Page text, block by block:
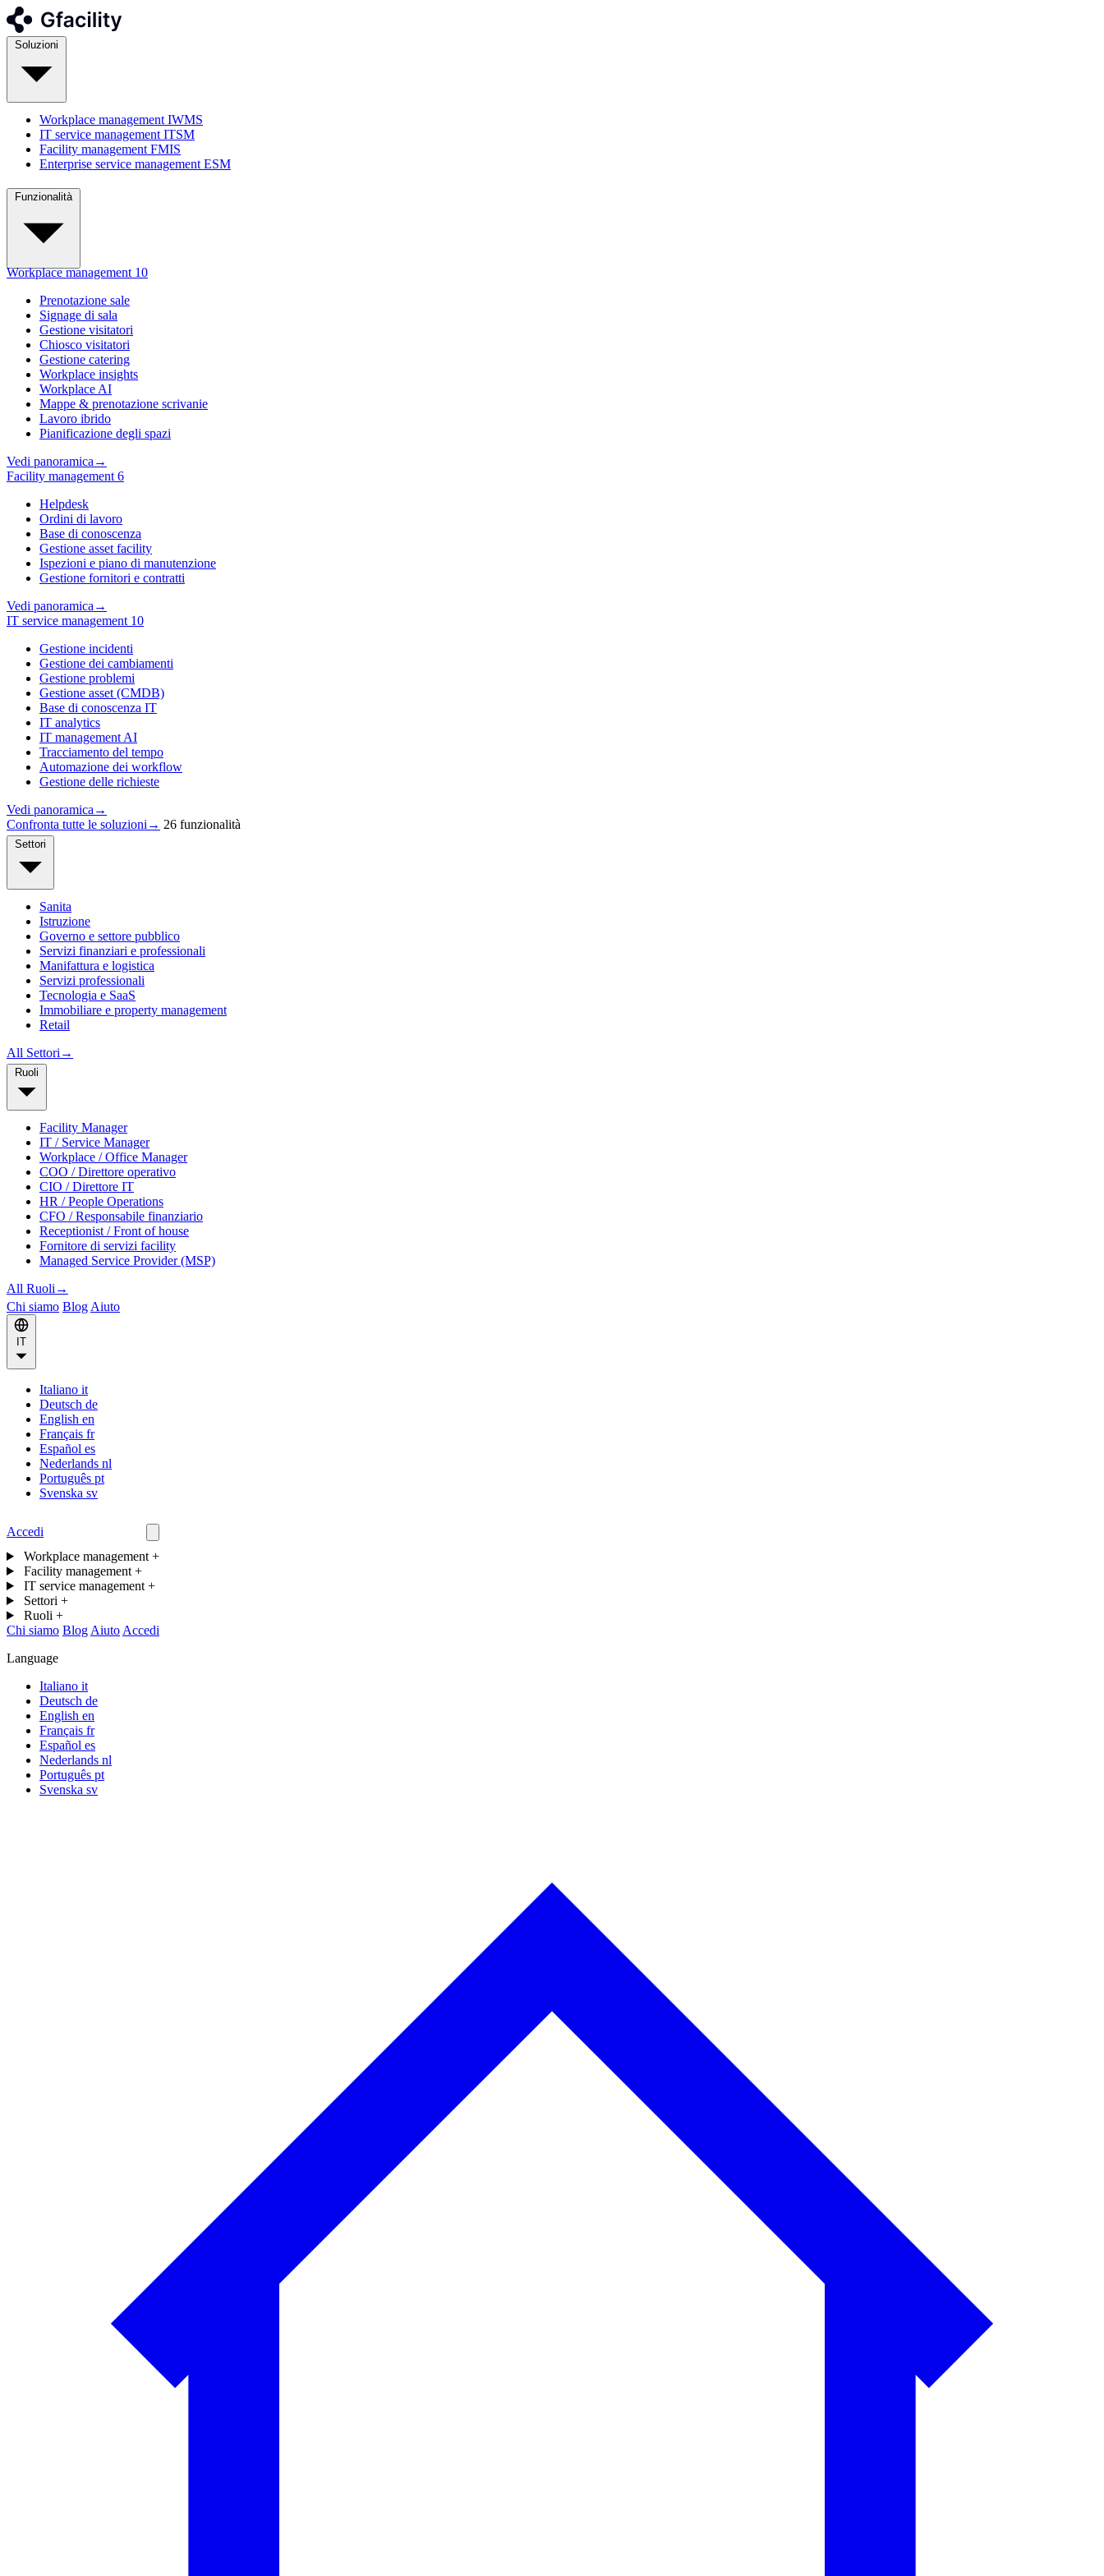
Workplace management IWMS
IT service management ITSM
Facility management FMIS
Enterprise service management ESM
Funzionalità
Workplace management 10
Prenotazione sale
Signage di sala
Gestione visitatori
Chiosco visitatori
Gestione catering
Workplace insights
Workplace AI
Mappe & prenotazione scrivanie
Lavoro ibrido
Pianificazione degli spazi
Vedi panoramica →
Facility management 6
Helpdesk
Ordini di lavoro
Base di conoscenza
Gestione asset facility
Ispezioni e piano di manutenzione
Gestione fornitori e contratti
Vedi panoramica →
IT service management 10
Gestione incidenti
Gestione dei cambiamenti
Gestione problemi
Gestione asset (CMDB)
Base di conoscenza IT
IT analytics
IT management AI
Tracciamento del tempo
Automazione dei workflow
Gestione delle richieste
Vedi panoramica →
Confronta tutte le soluzioni → 26 funzionalità
Sanita
Istruzione
Governo e settore pubblico
Servizi finanziari e professionali
Manifattura e logistica
Servizi professionali
Tecnologia e SaaS
Immobiliare e property management
Retail
All Settori →
Facility Manager
IT / Service Manager
Workplace / Office Manager
COO / Direttore operativo
CIO / Direttore IT
HR / People Operations
CFO / Responsabile finanziario
Receptionist / Front of house
Fornitore di servizi facility
Managed Service Provider (MSP)
All Ruoli →
Chi siamo Blog Aiuto
Italiano it
Deutsch de
English en
Français fr
Español es
Nederlands nl
Português pt
Svenska sv
Accedi
Workplace management +
Facility management +
IT service management +
Settori +
Ruoli +
Chi siamo Blog Aiuto Accedi
Language
Italiano it
Deutsch de
English en
Français fr
Español es
Nederlands nl
Português pt
Svenska sv